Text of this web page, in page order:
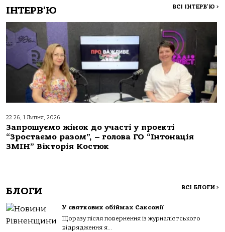
ІНТЕРВ'Ю ВСІ ІНТЕРВ'Ю >
22:26, 1 Липня, 2026
Запрошуємо жінок до участі у проєкті
“Зростаємо разом”, – голова ГО “Інтонація
ЗМІН” Вікторія Костюк
БЛОГИ ВСІ БЛОГИ >
У святкових обіймах Саксонії
Щоразу після повернення із журналістського
відрядження я...